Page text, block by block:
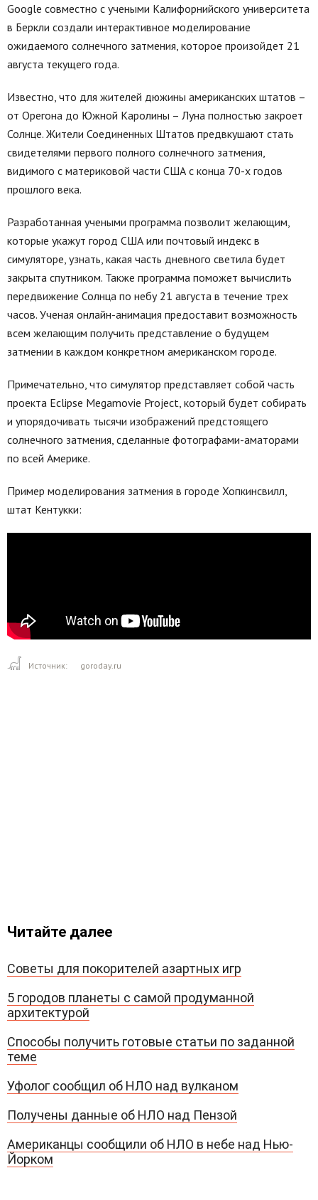
Google совместно с учеными Калифорнийского университета
в Беркли создали интерактивное моделирование
ожидаемого солнечного затмения, которое произойдет 21
августа текущего года.
Известно, что для жителей дюжины американских штатов –
от Орегона до Южной Каролины – Луна полностью закроет
Солнце. Жители Соединенных Штатов предвкушают стать
свидетелями первого полного солнечного затмения,
видимого с материковой части США с конца 70-х годов
прошлого века.
Разработанная учеными программа позволит желающим,
которые укажут город США или почтовый индекс в
симуляторе, узнать, какая часть дневного светила будет
закрыта спутником. Также программа поможет вычислить
передвижение Солнца по небу 21 августа в течение трех
часов. Ученая онлайн-анимация предоставит возможность
всем желающим получить представление о будущем
затмении в каждом конкретном американском городе.
Примечательно, что симулятор представляет собой часть
проекта Eclipse Megamovie Project, который будет собирать
и упорядочивать тысячи изображений предстоящего
солнечного затмения, сделанные фотографами-аматорами
по всей Америке.
Пример моделирования затмения в городе Хопкинсвилл,
штат Кентукки:
Источник: goroday.ru
Читайте далее
Советы для покорителей азартных игр
5 городов планеты с самой продуманной
архитектурой
Способы получить готовые статьи по заданной
теме
Уфолог сообщил об НЛО над вулканом
Получены данные об НЛО над Пензой
Американцы сообщили об НЛО в небе над Нью-
Йорком